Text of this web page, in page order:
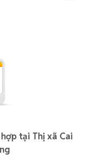
tại Thị xã Cai